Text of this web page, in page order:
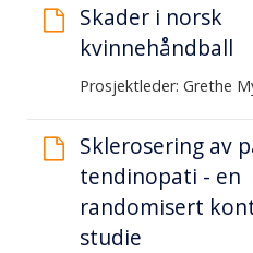
Skader i norsk
kvinnehåndball
Prosjektleder: Grethe
Sklerosering av
tendinopati - en
randomisert
studie